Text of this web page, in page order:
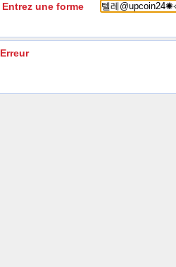
Entrez une forme
Erreur